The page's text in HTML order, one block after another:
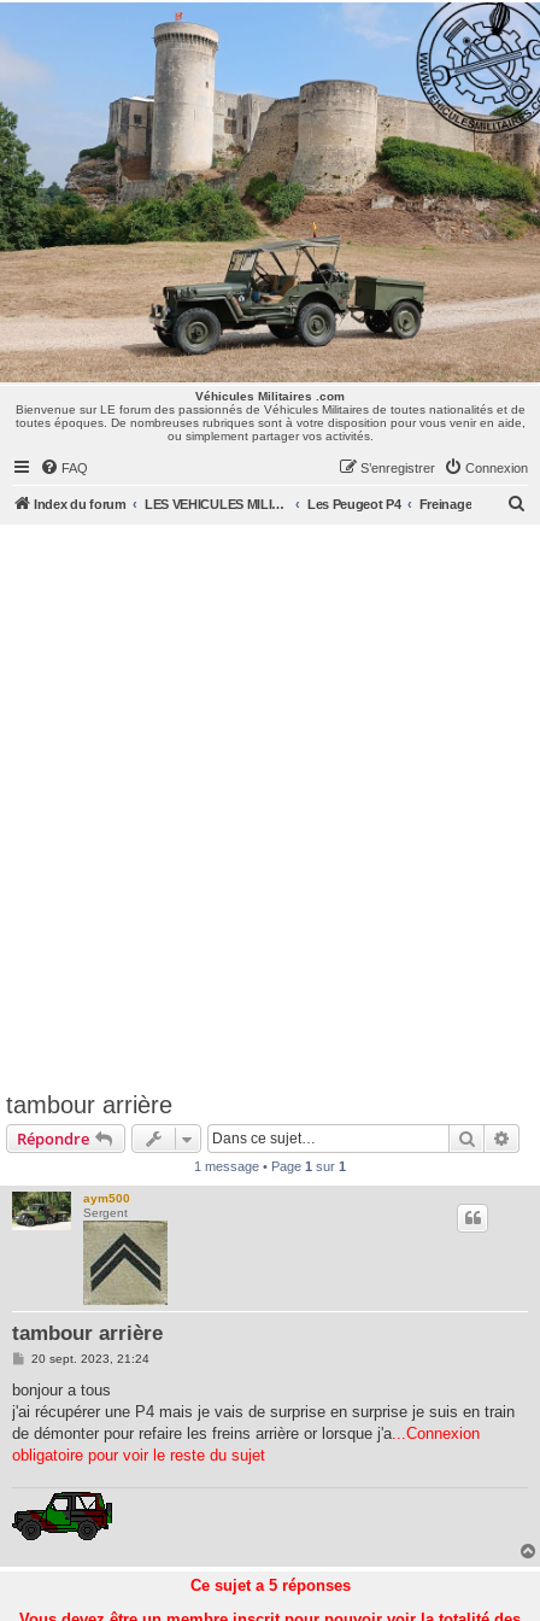
Véhicules Militaires .com
Bienvenue sur LE forum des passionnés de Véhicules Militaires de toutes nationalités et de
toutes époques. De nombreuses rubriques sont à votre disposition pour vous venir en aide,
ou simplement partager vos activités.
Véhicules Militaires .com
Bienvenue sur LE forum des passionnés de Véhicules Militaires de toutes nationalités et de
toutes époques. De nombreuses rubriques sont à votre disposition pour vous venir en aide,
ou simplement partager vos activités.
FAQ Connexion
S’enregistrer
Index du forum LES VEHICULES MILITAIRES Les Peugeot P4 Freinage
tambour arrière
Répondre
1 message • Page 1 sur 1
aym500
Sergent
tambour arrière
M
s
a
g
20 sept. 2023, 21:24
bonjour a tous
j'ai récupérer une P4 mais je vais de surprise en surprise je suis en train
de démonter pour refaire les freins arrière or lorsque j'a ...Connexion
obligatoire pour voir le reste du sujet
Ce sujet a 5réponses